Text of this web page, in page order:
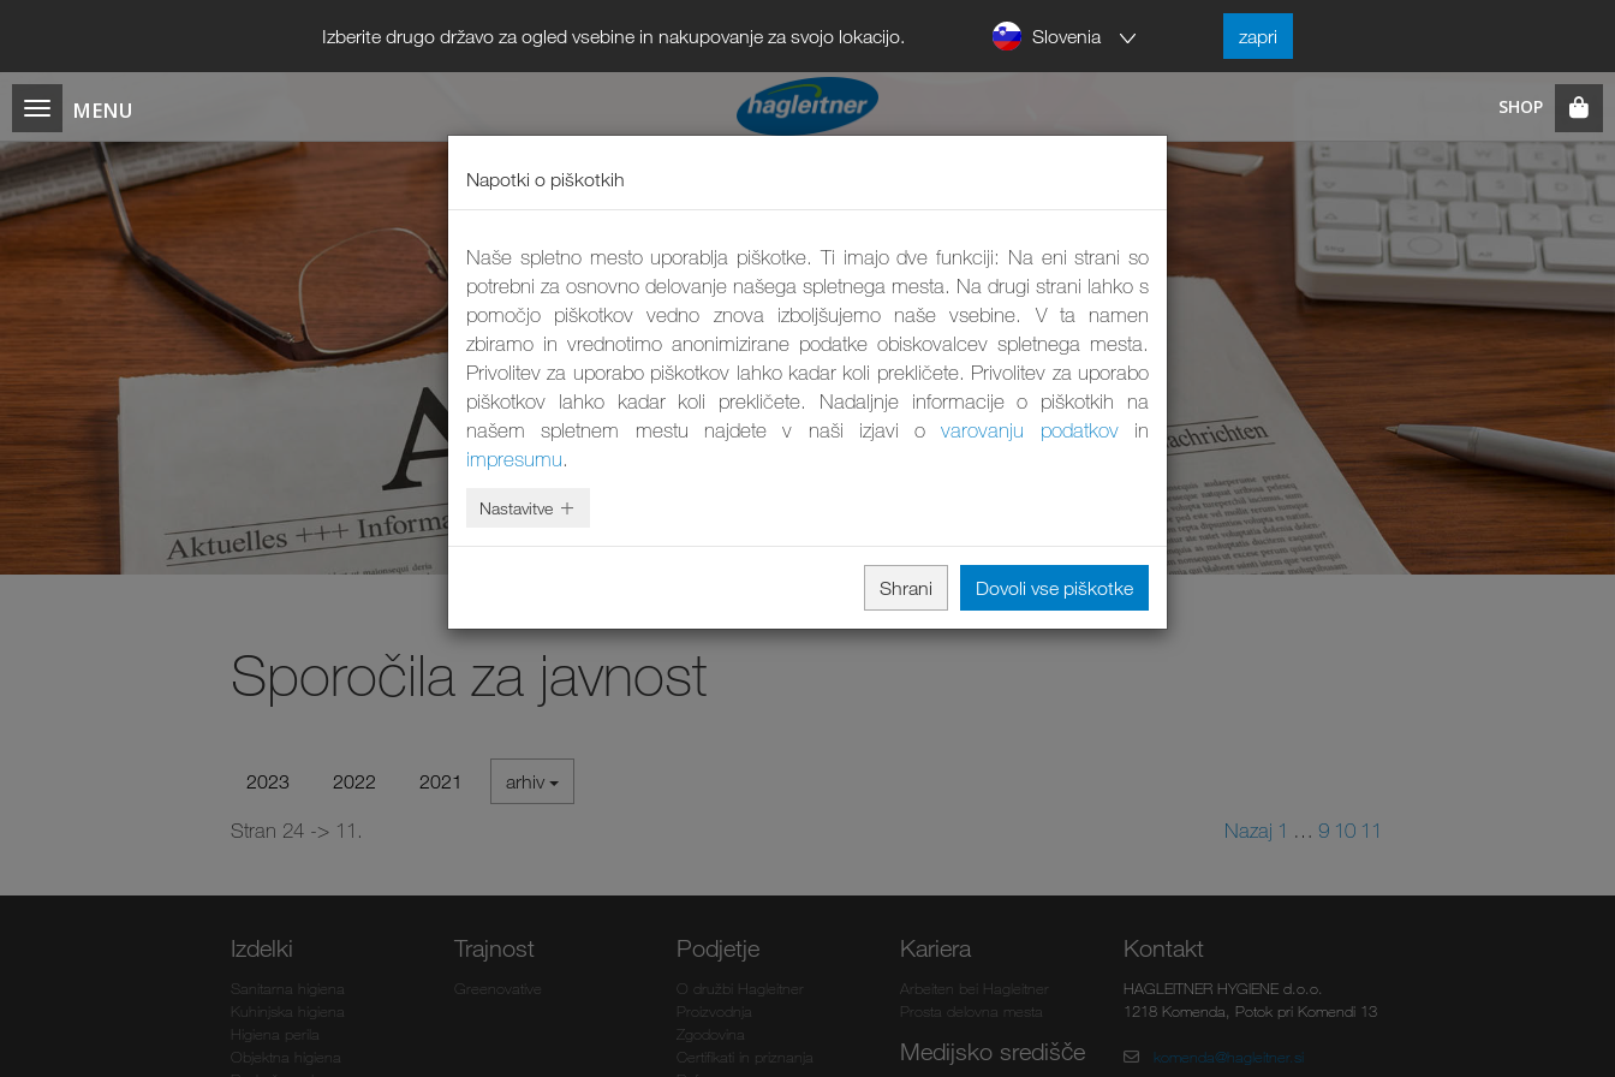
Izberite drugo državo za ogled vsebine in nakupovanje za svojo lokacijo. Slovenia zapri
Sporočila za javnost
2023 2022 2021 arhiv
Stran 24 -> 11. Nazaj 1 … 9 10 11
Izdelki
Sanitarna higiena
Kuhinjska higiena
Higiena perila
Objektna higiena
Trajnost
Greenovative
Podjetje
O družbi Hagleitner
Proizvodnja
Zgodovina
Certifikati in priznanja
Kariera
Arbeiten bei Hagleitner
Prosta delovna mesta
Medijsko središče
Kontakt
HAGLEITNER HYGIENE d.o.o.
1218 Komenda, Potok pri Komendi 13
komenda@hagleitner.si
Napotki o piškotkih
Naše spletno mesto uporablja piškotke. Ti imajo dve funkciji: Na eni strani so
potrebni za osnovno delovanje našega spletnega mesta. Na drugi strani lahko s
pomočjo piškotkov vedno znova izboljšujemo naše vsebine. V ta namen
zbiramo in vrednotimo anonimizirane podatke obiskovalcev spletnega mesta.
Privolitev za uporabo piškotkov lahko kadar koli prekličete. Privolitev za uporabo
piškotkov lahko kadar koli prekličete. Nadaljnje informacije o piškotkih na
našem spletnem mestu najdete v naši izjavi ovarovanju podatkovin
impresumu.
Nastavitve
Shrani Dovoli vse piškotke